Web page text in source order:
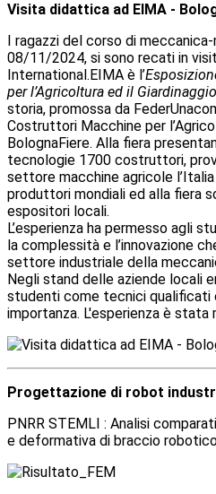
Visita didattica ad EIMA -
I ragazzi del corso di
08/11/2024, si sono recati in
International.EIMA è l’
per l’Agricoltura ed il Giardinaggio
storia, promossa da
Costruttori Macchine per
BolognaFiere. Alla fiera
tecnologie 1700 costruttori,
settore macchine agricole
produttori mondiali ed alla fiera
espositori locali.
L’esperienza ha permesso agli
la complessità e l’innovazione
settore industriale della
Negli stand delle aziende locali
studenti come tecnici qualificati
importanza. L'esperienza è stata
Progettazione di robot
PNRR STEMLI : Analisi
e deformativa di braccio